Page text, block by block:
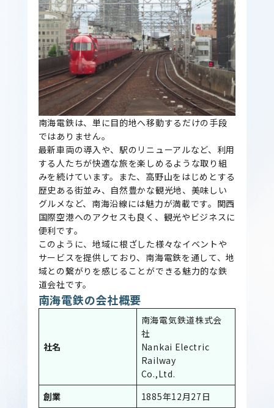
南海電鉄は、単に目的地へ移動するだけの手段
ではありません。
最新車両の導入や、駅のリニューアルなど、利用
する人たちが快適な旅を楽しめるような取り組
みを続けています。また、高野山をはじめとする
歴史ある街並み、自然豊かな観光地、美味しい
グルメなど、南海沿線には魅力が満載です。関西
国際空港へのアクセスも良く、観光やビジネスに
便利です。
このように、地域に根ざした様々なイベントや
サービスを提供しており、南海電鉄を通して、地
域との繋がりを感じることができる魅力的な鉄
道会社です。
南海電鉄の会社概要
社名
南海電気鉄道株式会
社
Nankai Electric
Railway
Co.,Ltd.
創業
1885年12月27日